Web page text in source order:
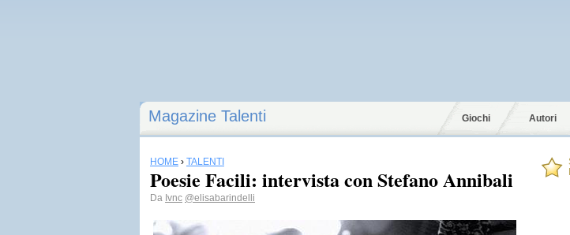
Magazine Talenti Giochi Autori
HOME › TALENTI
Poesie Facili: intervista con Stefano Annibali
Da Ivnc @elisabarindelli